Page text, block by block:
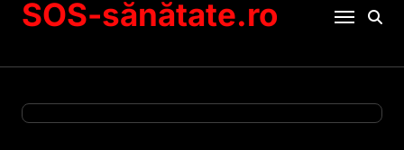
SOS-sănătate.ro